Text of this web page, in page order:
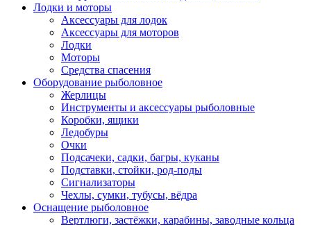
Лодки и моторы
Аксессуары для лодок
Аксессуары для моторов
Лодки
Моторы
Средства спасения
Оборудование рыболовное
Жерлицы
Инструменты и аксессуары рыболовные
Коробки, ящики
Ледобуры
Очки
Подсачеки, садки, багры, куканы
Подставки, стойки, род-поды
Сигнализаторы
Чехлы, сумки, тубусы, вёдра
Оснащение рыболовное
Вертлюги, застёжки, карабины, заводные кольца